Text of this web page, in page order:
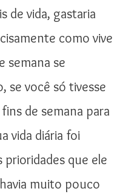
de vida, gastaria
como vive
semana se
se você só tivesse
de semana para
vida diária foi
prioridades que ele
muito pouco